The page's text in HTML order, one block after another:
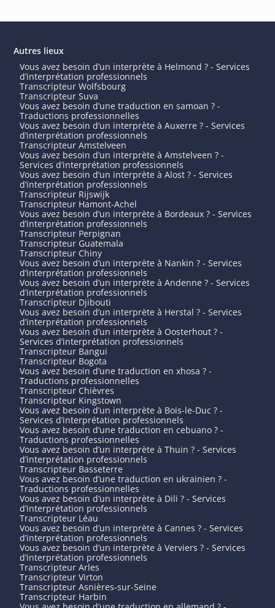
Autres lieux
Vous avez besoin d’un interprète à Helmond ? - Services
d’interprétation professionnels
Transcripteur Wolfsbourg
Transcripteur Suva
Vous avez besoin d’une traduction en samoan ? -
Traductions professionnelles
Vous avez besoin d’un interprète à Auxerre ? - Services
d’interprétation professionnels
Transcripteur Amstelveen
Vous avez besoin d’un interprète à Amstelveen ? -
Services d’interprétation professionnels
Vous avez besoin d’un interprète à Alost ? - Services
d’interprétation professionnels
Transcripteur Rijswijk
Transcripteur Hamont-Achel
Vous avez besoin d’un interprète à Bordeaux ? - Services
d’interprétation professionnels
Transcripteur Perpignan
Transcripteur Guatemala
Transcripteur Chiny
Vous avez besoin d’un interprète à Nankin ? - Services
d’interprétation professionnels
Vous avez besoin d’un interprète à Andenne ? - Services
d’interprétation professionnels
Transcripteur Djibouti
Vous avez besoin d’un interprète à Herstal ? - Services
d’interprétation professionnels
Vous avez besoin d’un interprète à Oosterhout ? -
Services d’interprétation professionnels
Transcripteur Bangui
Transcripteur Bogota
Vous avez besoin d’une traduction en xhosa ? -
Traductions professionnelles
Transcripteur Chièvres
Transcripteur Kingstown
Vous avez besoin d’un interprète à Bois-le-Duc ? -
Services d’interprétation professionnels
Vous avez besoin d’une traduction en cebuano ? -
Traductions professionnelles
Vous avez besoin d’un interprète à Thuin ? - Services
d’interprétation professionnels
Transcripteur Basseterre
Vous avez besoin d’une traduction en ukrainien ? -
Traductions professionnelles
Vous avez besoin d’un interprète à Dili ? - Services
d’interprétation professionnels
Transcripteur Léau
Vous avez besoin d’un interprète à Cannes ? - Services
d’interprétation professionnels
Vous avez besoin d’un interprète à Verviers ? - Services
d’interprétation professionnels
Transcripteur Arles
Transcripteur Virton
Transcripteur Asnières-sur-Seine
Transcripteur Harbin